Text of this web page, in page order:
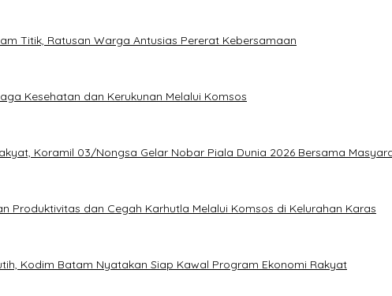
Titik, Ratusan Warga Antusias Pererat Kebersamaan
Kesehatan dan Kerukunan Melalui Komsos
Koramil 03/Nongsa Gelar Nobar Piala Dunia 2026 Bersama
Produktivitas dan Cegah Karhutla Melalui Komsos di Kelurahan Karas
Kodim Batam Nyatakan Siap Kawal Program Ekonomi Rakyat